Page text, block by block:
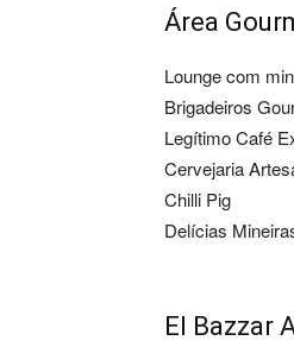
Área
Lounge com
Brigadeiros
Legítimo Café
Cervejaria
Chilli Pig
Delícias
El Bazzar